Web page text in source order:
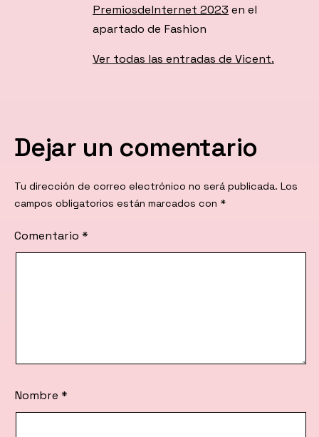
PremiosdeInternet 2023 en el
apartado de Fashion
Ver todas las entradas de Vicent.
Dejar un comentario
Tu dirección de correo electrónico no será publicada. Los
campos obligatorios están marcados con *
Comentario *
Nombre *